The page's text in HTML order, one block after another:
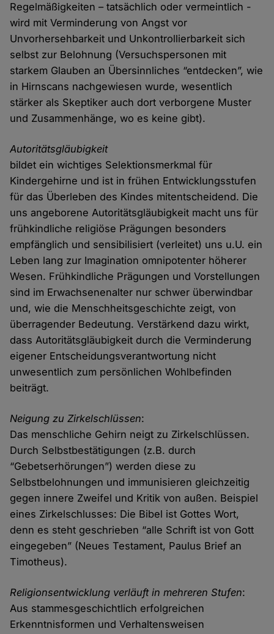
Regelmäßigkeiten – tatsächlich oder vermeintlich -
wird mit Verminderung von Angst vor
Unvorhersehbarkeit und Unkontrollierbarkeit sich
selbst zur Belohnung (Versuchspersonen mit
starkem Glauben an Übersinnliches “entdecken”, wie
in Hirnscans nachgewiesen wurde, wesentlich
stärker als Skeptiker auch dort verborgene Muster
und Zusammenhänge, wo es keine gibt).
Autoritätsgläubigkeit
bildet ein wichtiges Selektionsmerkmal für
Kindergehirne und ist in frühen Entwicklungsstufen
für das Überleben des Kindes mitentscheidend. Die
uns angeborene Autoritätsgläubigkeit macht uns für
frühkindliche religiöse Prägungen besonders
empfänglich und sensibilisiert (verleitet) uns u.U. ein
Leben lang zur Imagination omnipotenter höherer
Wesen. Frühkindliche Prägungen und Vorstellungen
sind im Erwachsenenalter nur schwer überwindbar
und, wie die Menschheitsgeschichte zeigt, von
überragender Bedeutung. Verstärkend dazu wirkt,
dass Autoritätsgläubigkeit durch die Verminderung
eigener Entscheidungsverantwortung nicht
unwesentlich zum persönlichen Wohlbefinden
beiträgt.
Neigung zu Zirkelschlüssen:
Das menschliche Gehirn neigt zu Zirkelschlüssen.
Durch Selbstbestätigungen (z.B. durch
“Gebetserhörungen”) werden diese zu
Selbstbelohnungen und immunisieren gleichzeitig
gegen innere Zweifel und Kritik von außen. Beispiel
eines Zirkelschlusses: Die Bibel ist Gottes Wort,
denn es steht geschrieben “alle Schrift ist von Gott
eingegeben” (Neues Testament, Paulus Brief an
Timotheus).
Religionsentwicklung verläuft in mehreren Stufen:
Aus stammesgeschichtlich erfolgreichen
Erkenntnisformen und Verhaltensweisen